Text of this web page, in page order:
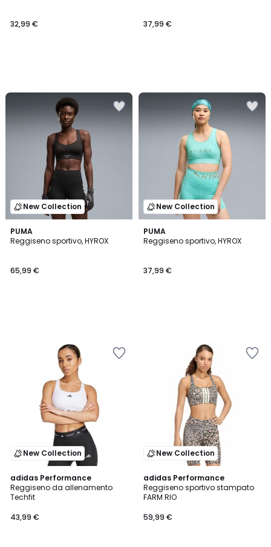
32,99 € 37,99 €
New Collection
PUMA
Reggiseno sportivo, HYROX
65,99 €
New Collection
PUMA
Reggiseno sportivo, HYROX
37,99 €
New Collection
adidas Performance
Reggiseno da allenamento
Techfit
43,99 €
4,8
/ 5
New Collection
adidas Performance
Reggiseno sportivo stampato
FARM RIO
59,99 €